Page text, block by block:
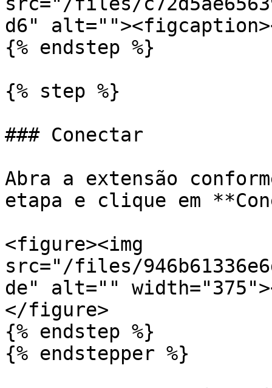
d6"
{% endstep %}
{% step %}
### Conectar
Abra a extensão
etapa e clique em
<figure><img
src="/files/
de" alt=""
</figure>
{% endstep %}
{% endstepper %}